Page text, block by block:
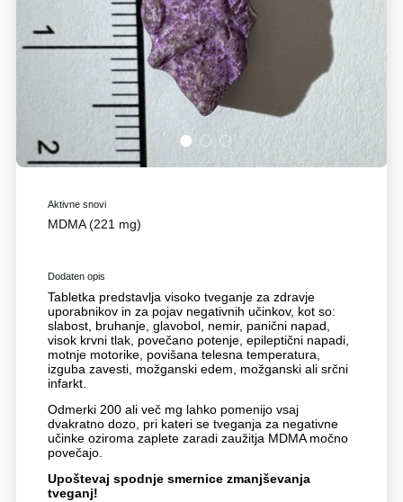
1 2 3
Aktivne snovi
MDMA (221 mg)
Dodaten opis
Tabletka predstavlja visoko tveganje za zdravje
uporabnikov in za pojav negativnih učinkov, kot so:
slabost, bruhanje, glavobol, nemir, panični napad,
visok krvni tlak, povečano potenje, epileptični napadi,
motnje motorike, povišana telesna temperatura,
izguba zavesti, možganski edem, možganski ali srčni
infarkt.
Odmerki 200 ali več mg lahko pomenijo vsaj
dvakratno dozo, pri kateri se tveganja za negativne
učinke oziroma zaplete zaradi zaužitja MDMA močno
povečajo.
Upoštevaj spodnje smernice zmanjševanja
tveganj!